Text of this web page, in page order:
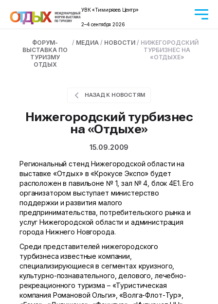
УВК «Тимирязев Центр»
2–4 сентября 2026
ФОРУМ-
ВЫСТАВКА ПО
ТУРИЗМУ
ОТДЫХ
/ МЕДИА / НОВОСТИ / НИЖЕГОРОДСКИЙ
ТУРБИЗНЕС НА
«ОТДЫХЕ»
НАЗАД К НОВОСТЯМ
Нижегородский турбизнес
на «Отдыхе»
15.09.2009
Региональный стенд Нижегородской области на
выставке «Отдых» в «Крокусе Экспо» будет
расположен в павильоне № 1, зал № 4, блок 4Е1. Его
организатором выступает министерство
поддержки и развития малого
предпринимательства, потребительского рынка и
услуг Нижегородской области и администрация
города Нижнего Новгорода.
Среди представителей нижегородского
турбизнеса известные компании,
специализирующиеся в сегментах круизного,
культурно-познавательного, делового, лечебно-
рекреационного туризма – «Туристическая
компания Романовой Ольги», «Волга-Флот-Тур»,